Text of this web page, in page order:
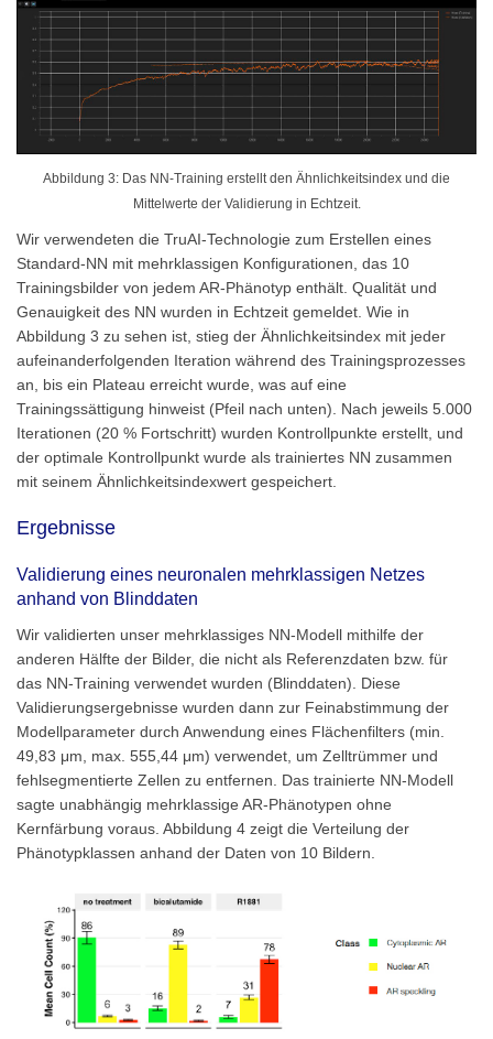
Abbildung 3: Das NN-Training erstellt den Ähnlichkeitsindex und die
Mittelwerte der Validierung in Echtzeit.
Wir verwendeten die TruAI-Technologie zum Erstellen eines
Standard-NN mit mehrklassigen Konfigurationen, das 10
Trainingsbilder von jedem AR-Phänotyp enthält. Qualität und
Genauigkeit des NN wurden in Echtzeit gemeldet. Wie in
Abbildung 3 zu sehen ist, stieg der Ähnlichkeitsindex mit jeder
aufeinanderfolgenden Iteration während des Trainingsprozesses
an, bis ein Plateau erreicht wurde, was auf eine
Trainingssättigung hinweist (Pfeil nach unten). Nach jeweils 5.000
Iterationen (20 % Fortschritt) wurden Kontrollpunkte erstellt, und
der optimale Kontrollpunkt wurde als trainiertes NN zusammen
mit seinem Ähnlichkeitsindexwert gespeichert.
Ergebnisse
Validierung eines neuronalen mehrklassigen Netzes
anhand von Blinddaten
Wir validierten unser mehrklassiges NN-Modell mithilfe der
anderen Hälfte der Bilder, die nicht als Referenzdaten bzw. für
das NN-Training verwendet wurden (Blinddaten). Diese
Validierungsergebnisse wurden dann zur Feinabstimmung der
Modellparameter durch Anwendung eines Flächenfilters (min.
49,83 μm, max. 555,44 μm) verwendet, um Zelltrümmer und
fehlsegmentierte Zellen zu entfernen. Das trainierte NN-Modell
sagte unabhängig mehrklassige AR-Phänotypen ohne
Kernfärbung voraus. Abbildung 4 zeigt die Verteilung der
Phänotypklassen anhand der Daten von 10 Bildern.